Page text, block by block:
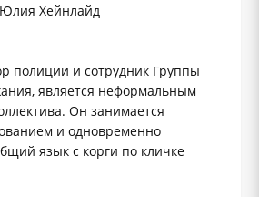
Хейнлайд
полиции и сотрудник Группы
является неформальным
Он занимается
и одновременно
язык с корги по кличке